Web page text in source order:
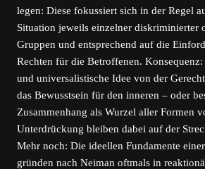
legen: Diese fokussiert sich in der Regel
Situation jeweils einzelner diskriminierter
Gruppen und entsprechend auf die
Rechten für die Betroffenen.
und universalistische Idee von der
das Bewusstsein für den inneren – oder
Zusammenhang als Wurzel aller Formen
Unterdrückung bleiben dabei auf der
Mehr noch: Die ideellen Fundamente
gründen nach Neiman oftmals in